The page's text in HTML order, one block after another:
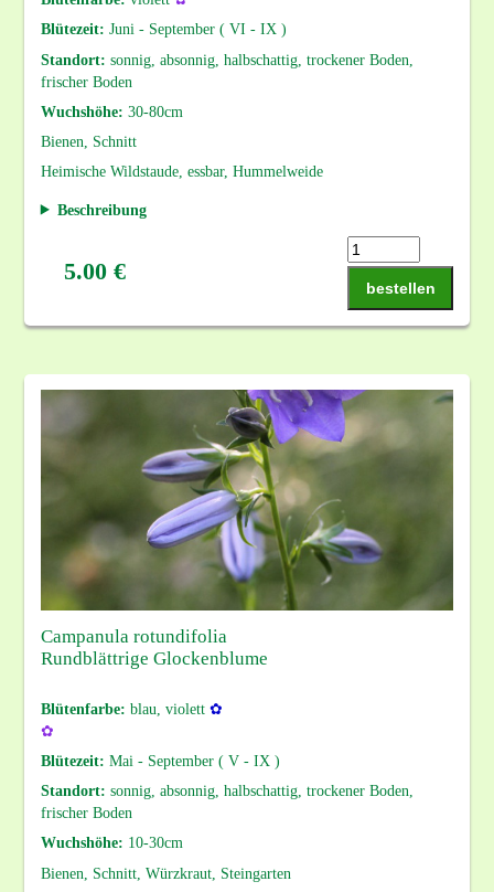
Blütezeit: Juni - September ( VI - IX )
Standort: sonnig, absonnig, halbschattig, trockener Boden,
frischer Boden
Wuchshöhe: 30-80cm
Bienen, Schnitt
Heimische Wildstaude, essbar, Hummelweide
Beschreibung
5.00 €
bestellen
Campanula rotundifolia
Rundblättrige Glockenblume
Blütenfarbe: blau, violett ✿
✿
Blütezeit: Mai - September ( V - IX )
Standort: sonnig, absonnig, halbschattig, trockener Boden,
frischer Boden
Wuchshöhe: 10-30cm
Bienen, Schnitt, Würzkraut, Steingarten